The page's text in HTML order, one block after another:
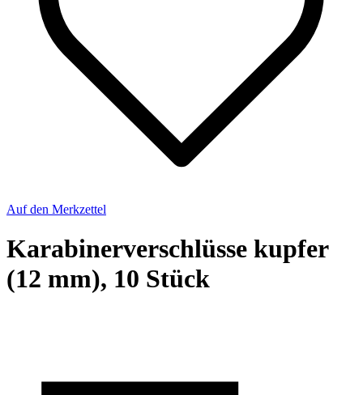
Auf den Merkzettel
Karabinerverschlüsse kupfer
(12 mm), 10 Stück